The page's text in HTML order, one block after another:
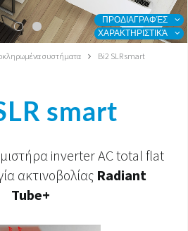
ΠΡΟΔΙΑΓΡΑΦΈΣ
ΧΑΡΑΚΤΗΡΙΣΤΙΚΆ
συστήματα Bi2 SLR smart
smart
inverter AC total flat
ακτινοβολίας Radiant
Tube+